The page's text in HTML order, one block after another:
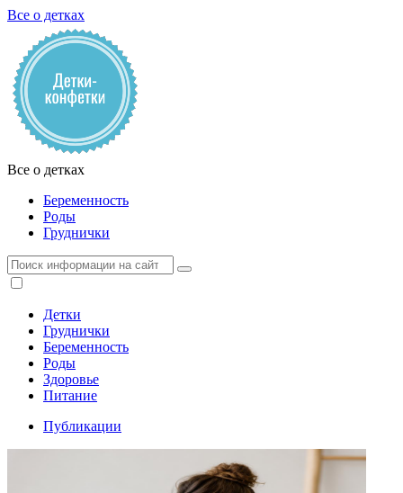
Все о детках
Все о детках
Беременность
Роды
Груднички
Детки
Груднички
Беременность
Роды
Здоровье
Питание
Публикации